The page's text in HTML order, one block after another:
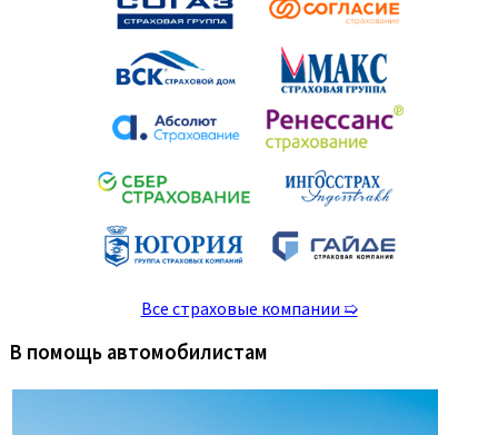
Все страховые компании ➯
В помощь автомобилистам